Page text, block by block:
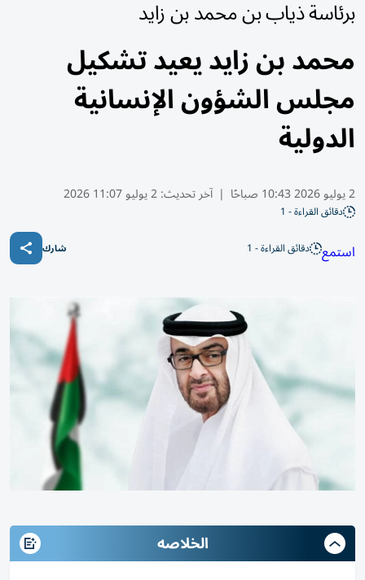
برئاسة ذياب بن محمد بن زايد
محمد بن زايد يعيد تشكيل
مجلس الشؤون الإنسانية
الدولية
2 يوليو 2026 10:43 صباحًا | آخر تحديث:2 يوليو 11:07 2026
دقائق القراءة - 1
استمع دقائق القراءة - 1 شارك
الخلاصه